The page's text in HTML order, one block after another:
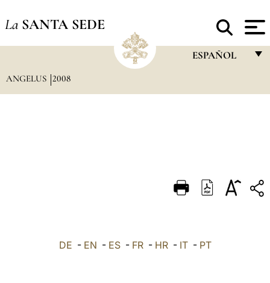
La SANTA SEDE
ESPAÑOL
DEUTSCH
العربيّة
ANGELUS 2008
DE - EN - ES- FR- HR- IT- PT